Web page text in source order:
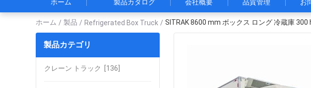
ホーム 製品カタログ 会社概要 品質管理 お
ホーム / 製品 / Refrigerated Box Truck / SITRAK 8600 mm ボックス ロング 冷蔵庫
製品カテゴリ
クレーン トラック [136]